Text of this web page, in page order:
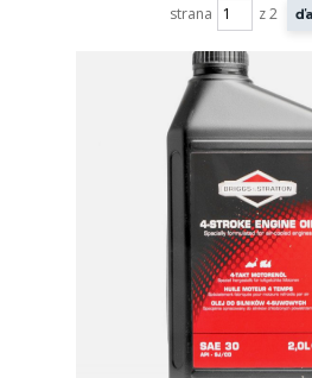
strana
z 2